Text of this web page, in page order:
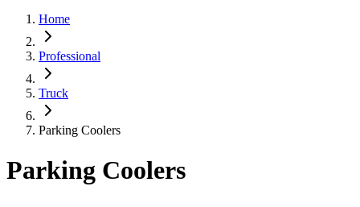
Home
Professional
Truck
Parking Coolers
Parking Coolers